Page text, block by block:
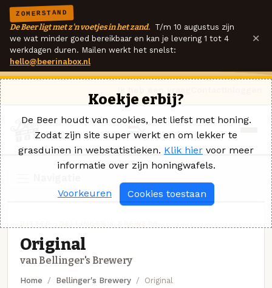
ZOMERSTAND
De Beer ligt met z'n voetjes in het zand. T/m 10 augustus zijn
we wat minder goed bereikbaar en kan je levering 1 tot 4
werkdagen duren. Mailen werkt het snelst:
hello@beerinabox.nl
×
Original
van Bellinger's Brewery
Home Bellinger's Brewery Original
Koekje erbij?
De Beer houdt van cookies, het liefst met honing.
Zodat zijn site super werkt en om lekker te
grasduinen in webstatistieken. Klik hier voor meer
informatie over zijn honingwafels.
Voorkeuren Cookies toestaan